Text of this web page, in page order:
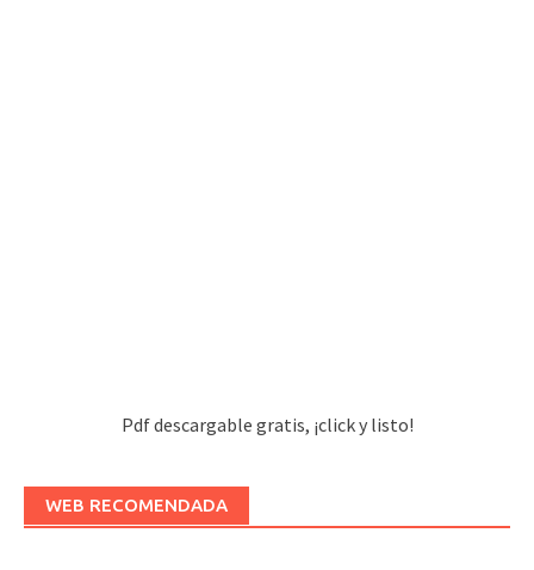
Pdf descargable gratis, ¡click y listo!
WEB RECOMENDADA